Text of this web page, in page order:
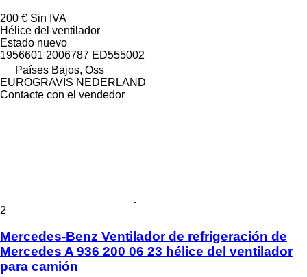
200 € Sin IVA
Hélice del ventilador
Estado nuevo
1956601 2006787 ED555002
Países Bajos, Oss
EUROGRAVIS NEDERLAND
Contacte con el vendedor
2
Mercedes-Benz Ventilador de refrigeración de
Mercedes A 936 200 06 23 hélice del ventilador
para camión